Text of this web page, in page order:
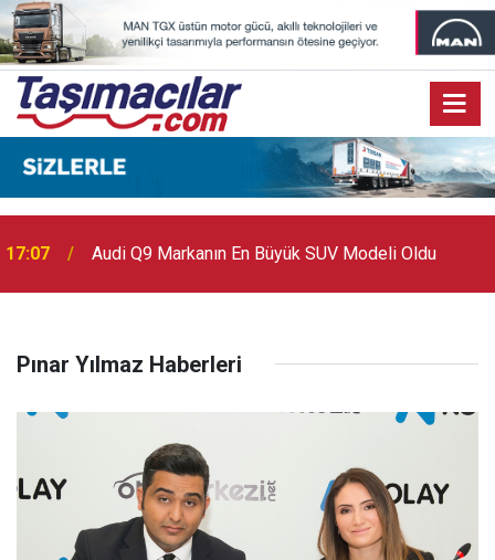
17:07 Audi Q9 Markanın En Büyük SUV Modeli Oldu
Pınar Yılmaz Haberleri